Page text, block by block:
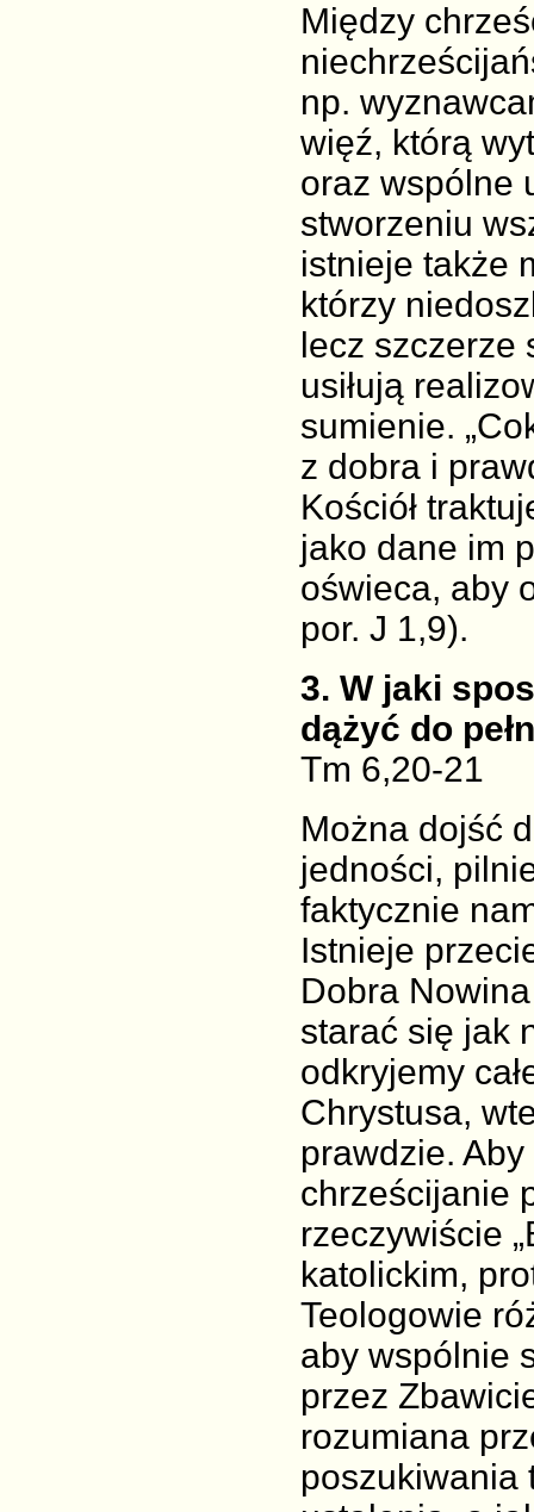
Między
np.
więź, którą
oraz wspólne
stworzeniu
istnieje także
którzy
lecz szczerze
usiłują
sumienie.
z dobra i
Kościół
jako dane im
oświeca, aby
por. J 1,9).
3. W jaki
dążyć do
Tm 6,20-21
Można dojść
jedności,
faktycznie
Istnieje
Dobra
starać się jak
odkryjemy
Chrystusa,
prawdzie.
chrześcijanie
rzeczywiście
katolickim,
Teologowie
aby wspólnie
przez
rozumiana
poszukiwania